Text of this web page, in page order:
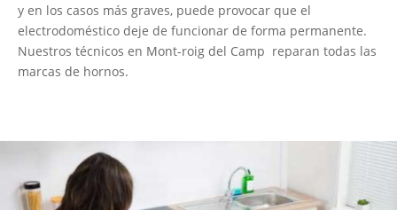
y en los casos más graves, puede provocar que el
electrodoméstico deje de funcionar de forma permanente.
Nuestros técnicos en Mont-roig del Camp reparan todas las
marcas de hornos.